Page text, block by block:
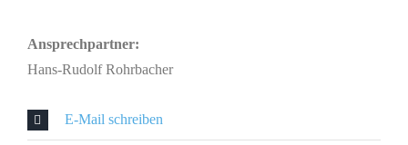
Ansprechpartner:
Hans-Rudolf Rohrbacher
E-Mail schreiben